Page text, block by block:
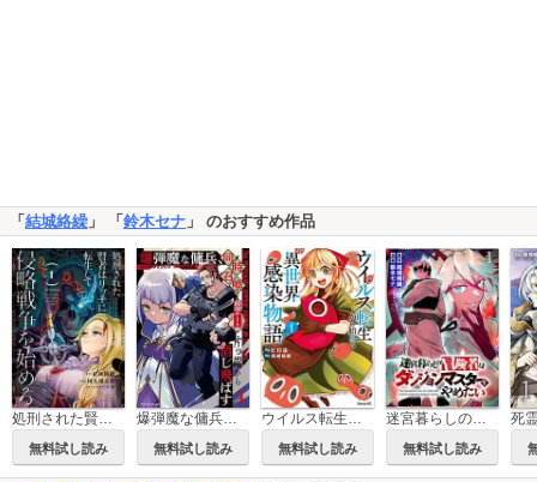
「結城絡繰 」 「鈴木セナ 」 のおすすめ作品
処刑された賢者はリッチに転生して侵略戦争を始める
無料試し読み
爆弾魔な傭兵、同時召喚された最強チート共を片っ端から消し飛ばす
無料試し読み
ウイルス転生から始まる異世界感染物語
無料試し読み
迷宮暮らしの冒険者はダンジョンマスターをやめたい 【連載版】
無料試し読み